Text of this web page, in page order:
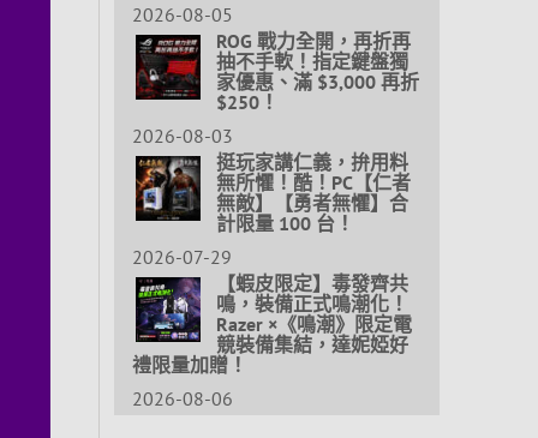
2026-08-05
ROG 戰力全開，再折再
抽不手軟！指定鍵盤獨
家優惠、滿 $3,000 再折
$250！
2026-08-03
挺玩家講仁義，拚用料
無所懼！酷！PC【仁者
無敵】【勇者無懼】合
計限量 100 台！
2026-07-29
【蝦皮限定】毒發齊共
鳴，裝備正式鳴潮化！
Razer ×《鳴潮》限定電
競裝備集結，達妮婭好
禮限量加贈！
2026-08-06